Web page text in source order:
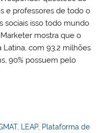
e professores de todo o
sociais isso todo mundo
mostra que o
Latina, com 93,2 milhões
90% possuem pelo
, LEAP, Plataforma de